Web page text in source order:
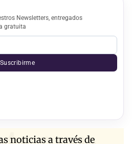
Newsletters, entregados
gratuita
Suscribirme
noticias a través de